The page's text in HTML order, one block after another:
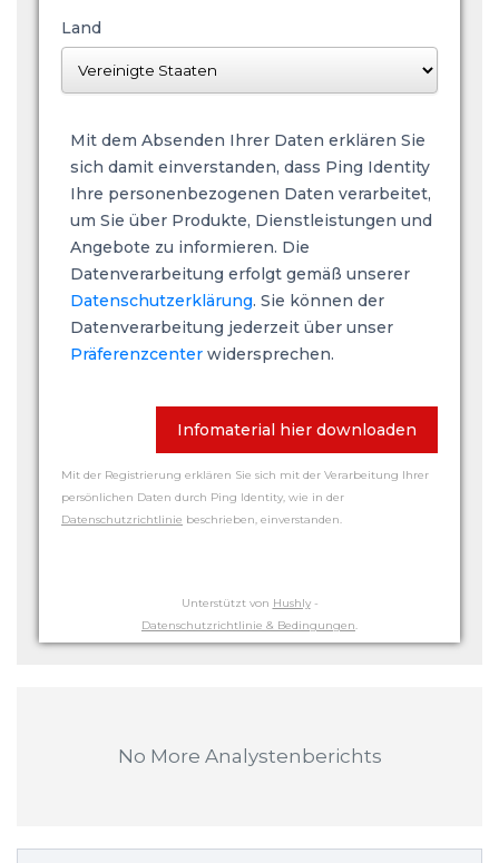
Land
Mit dem Absenden Ihrer Daten erklären Sie
sich damit einverstanden, dass Ping Identity
Ihre personenbezogenen Daten verarbeitet,
um Sie über Produkte, Dienstleistungen und
Angebote zu informieren. Die
Datenverarbeitung erfolgt gemäß unserer
Datenschutzerklärung. Sie können der
Datenverarbeitung jederzeit über unser
Präferenzcenter widersprechen.
Infomaterial hier downloaden
Mit der Registrierung erklären Sie sich mit der Verarbeitung Ihrer
persönlichen Daten durch Ping Identity, wie in der
Datenschutzrichtlinie beschrieben, einverstanden.
Unterstützt von Hushly-
Datenschutzrichtlinie & Bedingungen
No More Analystenberichts